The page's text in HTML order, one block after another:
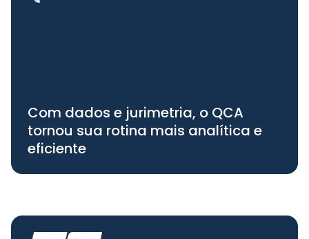
Com dados e jurimetria, o QCA
tornou sua rotina mais analítica e
eficiente